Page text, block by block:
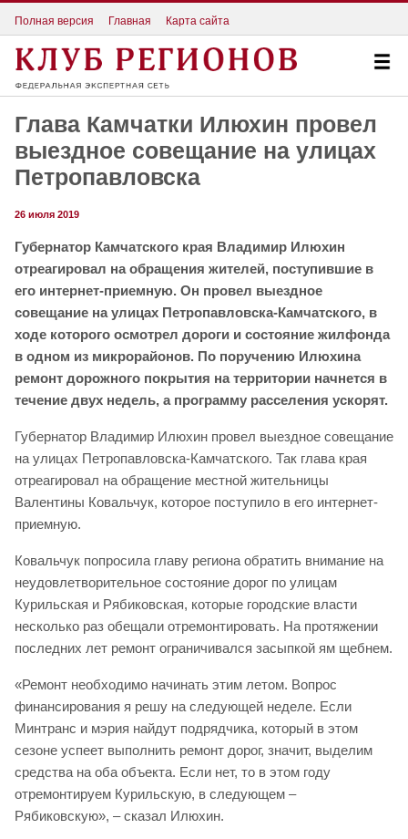
Полная версия Главная Карта сайта
Глава Камчатки Илюхин провел
выездное совещание на улицах
Петропавловска
26 июля 2019
Губернатор Камчатского края Владимир Илюхин
отреагировал на обращения жителей, поступившие в
его интернет-приемную. Он провел выездное
совещание на улицах Петропавловска-Камчатского, в
ходе которого осмотрел дороги и состояние жилфонда
в одном из микрорайонов. По поручению Илюхина
ремонт дорожного покрытия на территории начнется в
течение двух недель, а программу расселения ускорят.
Губернатор Владимир Илюхин провел выездное совещание
на улицах Петропавловска-Камчатского. Так глава края
отреагировал на обращение местной жительницы
Валентины Ковальчук, которое поступило в его интернет-
приемную.
Ковальчук попросила главу региона обратить внимание на
неудовлетворительное состояние дорог по улицам
Курильская и Рябиковская, которые городские власти
несколько раз обещали отремонтировать. На протяжении
последних лет ремонт ограничивался засыпкой ям щебнем.
«Ремонт необходимо начинать этим летом. Вопрос
финансирования я решу на следующей неделе. Если
Минтранс и мэрия найдут подрядчика, который в этом
сезоне успеет выполнить ремонт дорог, значит, выделим
средства на оба объекта. Если нет, то в этом году
отремонтируем Курильскую, в следующем –
Рябиковскую», – сказал Илюхин.